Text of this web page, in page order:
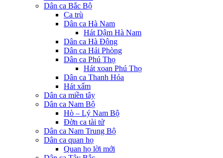
Dân ca Bắc Bộ
Ca trù
Dân ca Hà Nam
Hát Dậm Hà Nam
Dân ca Hà Đông
Dân ca Hải Phòng
Dân ca Phú Thọ
Hát xoan Phú Thọ
Dân ca Thanh Hóa
Hát xẩm
Dân ca miền tây
Dân ca Nam Bộ
Hò – Lý Nam Bộ
Đờn ca tài tử
Dân ca Nam Trung Bộ
Dân ca quan họ
Quan họ lời mới